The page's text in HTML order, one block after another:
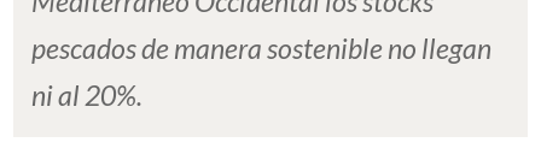
pescados de manera sostenible no llegan
ni al 20%.